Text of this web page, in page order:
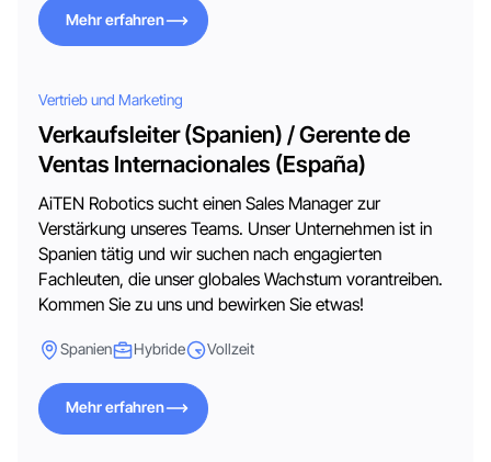
Mehr erfahren
Vertrieb und Marketing
Verkaufsleiter (Spanien) / Gerente de
Ventas Internacionales (España)
AiTEN Robotics sucht einen Sales Manager zur
Verstärkung unseres Teams. Unser Unternehmen ist in
Spanien tätig und wir suchen nach engagierten
Fachleuten, die unser globales Wachstum vorantreiben.
Kommen Sie zu uns und bewirken Sie etwas!
Spanien Hybride Vollzeit
Mehr erfahren